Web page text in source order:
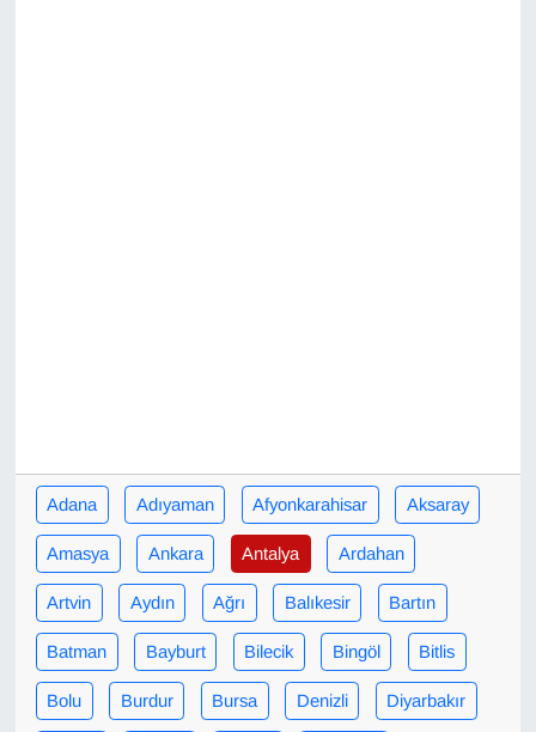
Adana Adıyaman Afyonkarahisar Aksaray
Amasya Ankara Antalya Ardahan
Artvin Aydın Ağrı Balıkesir Bartın
Batman Bayburt Bilecik Bingöl Bitlis
Bolu Burdur Bursa Denizli Diyarbakır
GENEL
Güncel
Gündem
Haber
HABERDE İNSAN